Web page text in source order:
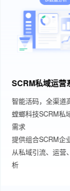
SCRM私域运营
智能活码，全渠道
螳螂科技SCRM私
需求
提供组合SCRM企
从私域引流、运营
析